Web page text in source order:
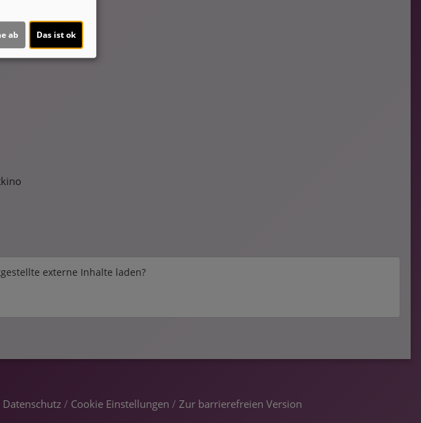
externe Inhalte laden?
Datenschutz / Cookie Einstellungen / Zur barrierefreien Version
ab Das ist ok